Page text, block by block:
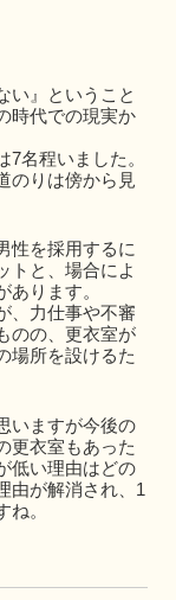
い』ということ
時代での現実か
名程いました。
のりは傍から見
性を採用するに
トと、場合によ
ります。
、力仕事や不審
のの、更衣室が
場所を設けるた
いますが今後の
更衣室もあった
低い理由はどの
由が解消され、1
。